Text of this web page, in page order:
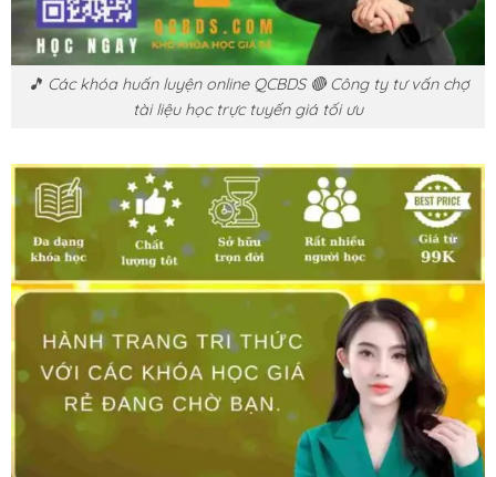
🎵 Các khóa huấn luyện online QCBDS 🔴 Công ty tư vấn chợ
tài liệu học trực tuyến giá tối ưu